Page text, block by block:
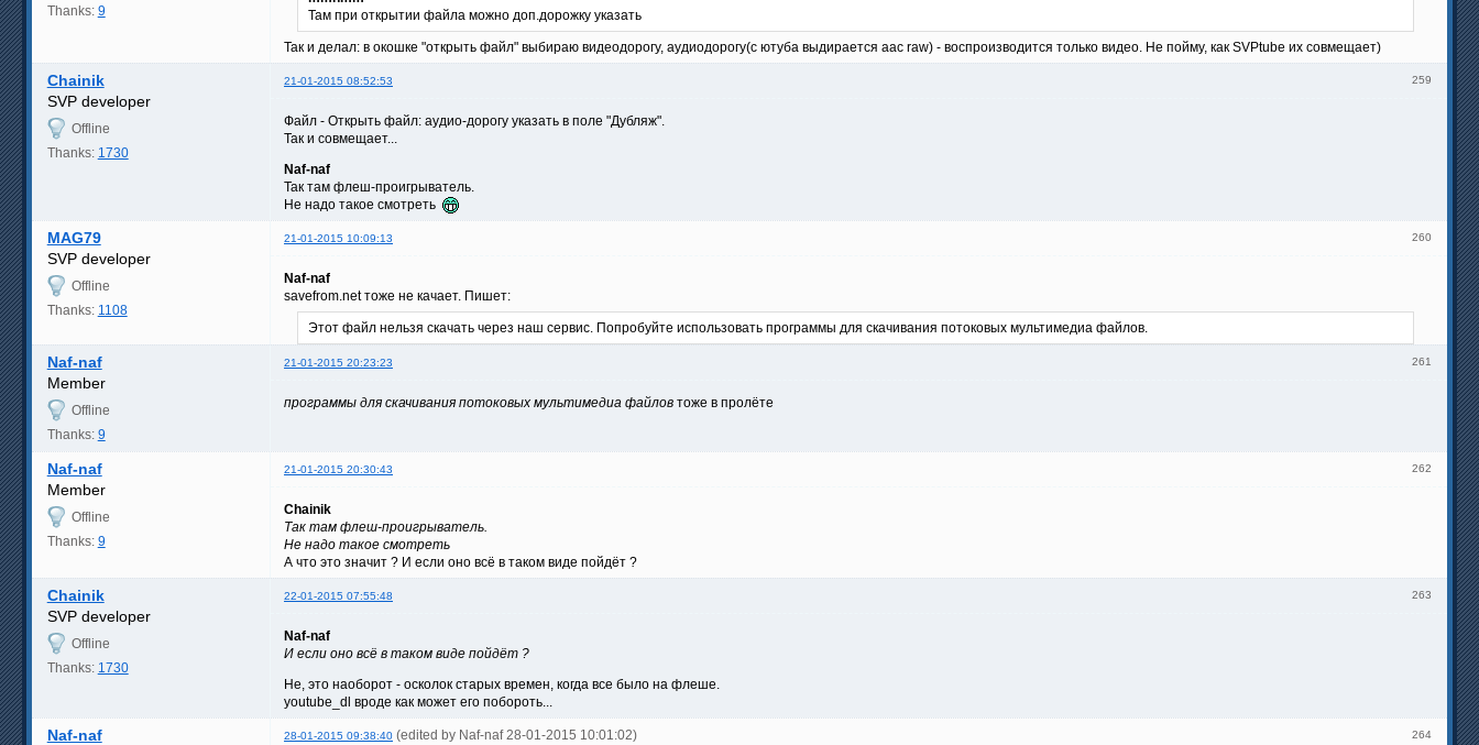
Thanks: 9
Там при открытии файла можно доп.дорожку указать
Так и делал: в окошке "открыть файл" выбираю видеодорогу, аудиодорогу(с ютуба выдирается aac raw) - воспроизводится только видео. Не пойму, как SVPtube их совмещает)
259
Chainik 21-01-2015 08:52:53
SVP developer
Offline
Thanks: 1730
Файл - Открыть файл: аудио-дорогу указать в поле "Дубляж".
Так и совмещает...
Naf-naf
Так там флеш-проигрыватель.
Не надо такое смотреть
260
MAG79 21-01-2015 10:09:13
SVP developer
Offline
Thanks: 1108
Naf-naf
savefrom.net тоже не качает. Пишет:
Этот файл нельзя скачать через наш сервис. Попробуйте использовать программы для скачивания потоковых мультимедиа файлов.
261
Naf-naf 21-01-2015 20:23:23
Member
Offline
Thanks: 9
программы для скачивания потоковых мультимедиа файлов тоже в пролёте
262
Naf-naf 21-01-2015 20:30:43
Member
Offline
Thanks: 9
Chainik
Так там флеш-проигрыватель.
Не надо такое смотреть
А что это значит ? И если оно всё в таком виде пойдёт ?
263
Chainik 22-01-2015 07:55:48
SVP developer
Offline
Thanks: 1730
Naf-naf
И если оно всё в таком виде пойдёт ?
Не, это наоборот - осколок старых времен, когда все было на флеше.
youtube_dl вроде как может его побороть...
264
Naf-naf 28-01-2015 09:38:40 (edited by Naf-naf 28-01-2015 10:01:02)